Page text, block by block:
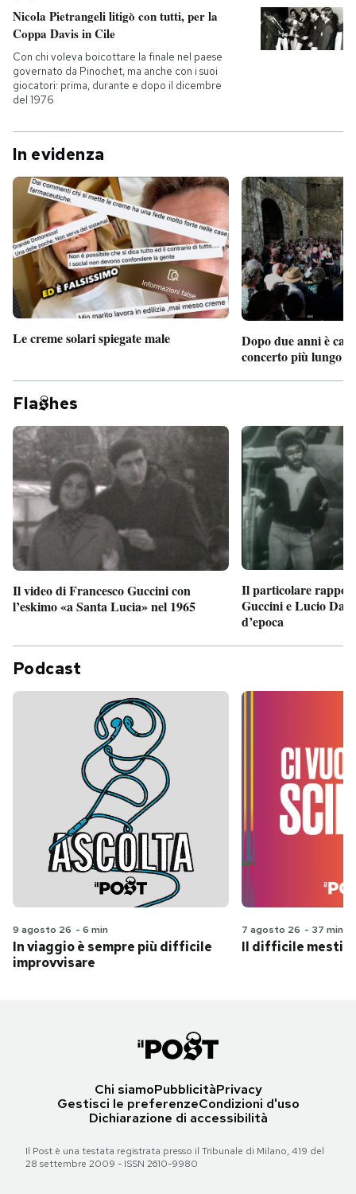
Nicola Pietrangeli litigò con tutti, per la
Coppa Davis in Cile
Con chi voleva boicottare la finale nel paese
governato da Pinochet, ma anche con i suoi
giocatori: prima, durante e dopo il dicembre
del 1976
In evidenza
Le creme solari spiegate male
Dopo due anni è
concerto più lungo
Fla hes
Il video di Francesco Guccini con
l’eskimo «a Santa Lucia» nel 1965
Il particolare
Guccini e Lucio
d’epoca
Podcast
9 agosto 26 - 6 min
In viaggio è sempre più difficile
improvvisare
7 agosto 26 - 37 min
Il difficile
Chi siamoPubblicitàPrivacy
Gestisci le preferenzeCondizioni d'uso
Dichiarazione di accessibilità
Il Post è una testata registrata presso il Tribunale di Milano, 419 del
28 settembre 2009 - ISSN 2610-9980